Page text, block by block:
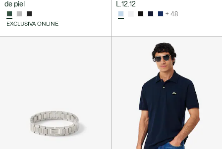
de piel
EXCLUSIVA ONLINE
L.12.12
+ 48